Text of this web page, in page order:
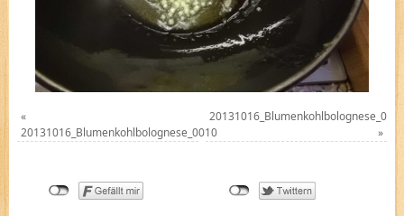
«
20131016_Blumenkohlbolognese_0010
»